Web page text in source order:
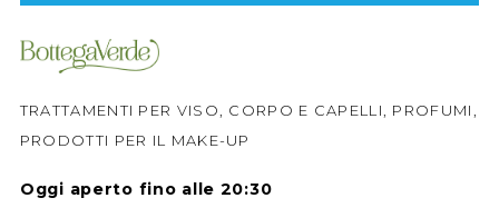
TRATTAMENTI PER VISO, CORPO E CAPELLI, PROFUMI,
PRODOTTI PER IL MAKE-UP
Oggi aperto fino alle 20:30